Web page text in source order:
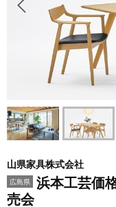
山県家具株式会社
広島県
浜本工芸価
売会